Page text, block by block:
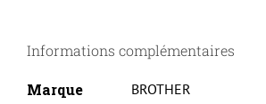
LC22U-
Informations complémentaires
Marque BROTHER